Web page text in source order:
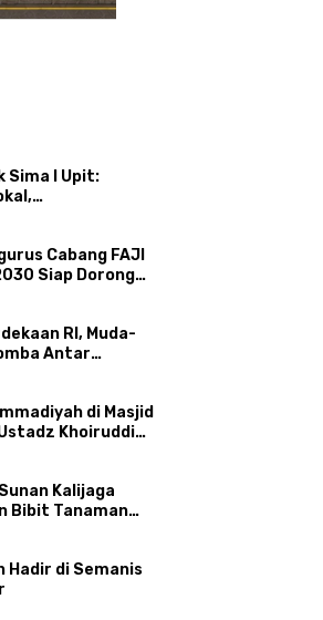
Sima I Upit:
Klaten
Cabang FAJI
Siap Dorong
RI, Muda-
Antar
di Masjid
Khoiruddin
Kalijaga
Bibit Tanaman
Hadir di Semanis